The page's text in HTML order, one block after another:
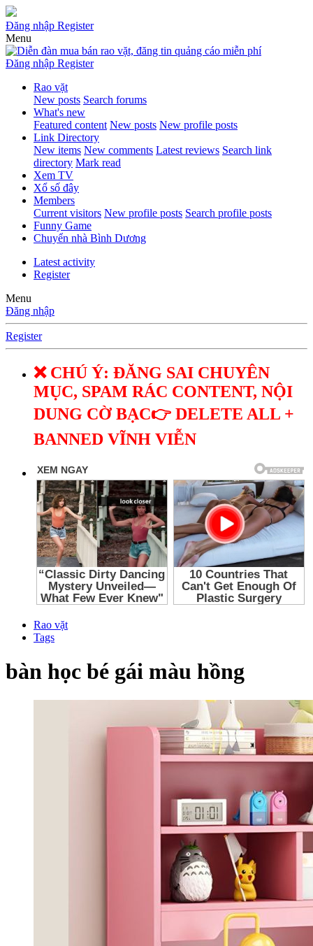
Đăng nhập Register
Menu
Đăng nhập Register
Rao vặt
New posts Search forums
What's new
Featured content New posts New profile posts
Link Directory
New items New comments Latest reviews Search link
directory Mark read
Xem TV
Xổ số đây
Members
Current visitors New profile posts Search profile posts
Funny Game
Chuyển nhà Bình Dương
Latest activity
Register
Menu
Đăng nhập
Register
❌ CHÚ Ý: ĐĂNG SAI CHUYÊN
MỤC, SPAM RÁC CONTENT, NỘI
DUNG CỜ BẠC👉 DELETE ALL +
BANNED VĨNH VIỄN
Rao vặt
Tags
bàn học bé gái màu hồng